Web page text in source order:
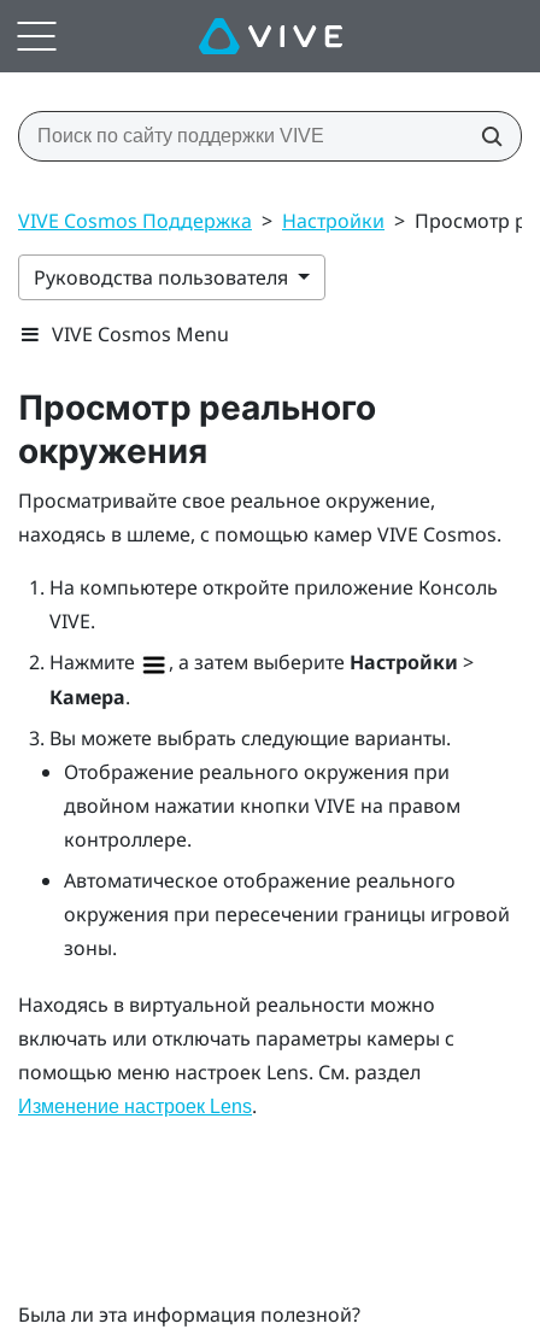
VIVE Cosmos Поддержка > Настройки > Просмотр
Руководства пользователя
VIVE Cosmos Menu
Просмотр реального
окружения
Просматривайте свое реальное окружение,
находясь в шлеме, с помощью камер VIVE Cosmos.
На компьютере откройте приложение Консоль
VIVE.
Нажмите
, а затем выберите Настройки >
Камера.
Вы можете выбрать следующие варианты.
Отображение реального окружения при
двойном нажатии кнопкиVIVE на правом
контроллере.
Автоматическое отображение реального
окружения при пересечении границы игровой
зоны.
Находясь в виртуальной реальности можно
включать или отключать параметры камеры с
помощью меню настроек Lens. См. раздел
Изменение настроек Lens.
Была ли эта информация полезной?